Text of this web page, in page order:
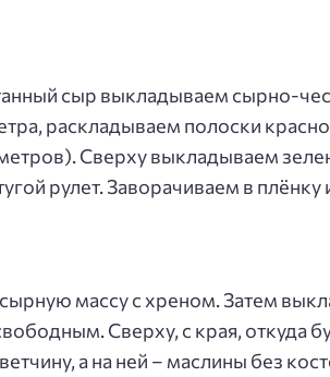
сыр выкладываем сырно-
раскладываем полоски
Сверху выкладываем
рулет. Заворачиваем в плёнку
массу с хреном. Затем
Сверху, с края, откуда
а на ней – маслины без